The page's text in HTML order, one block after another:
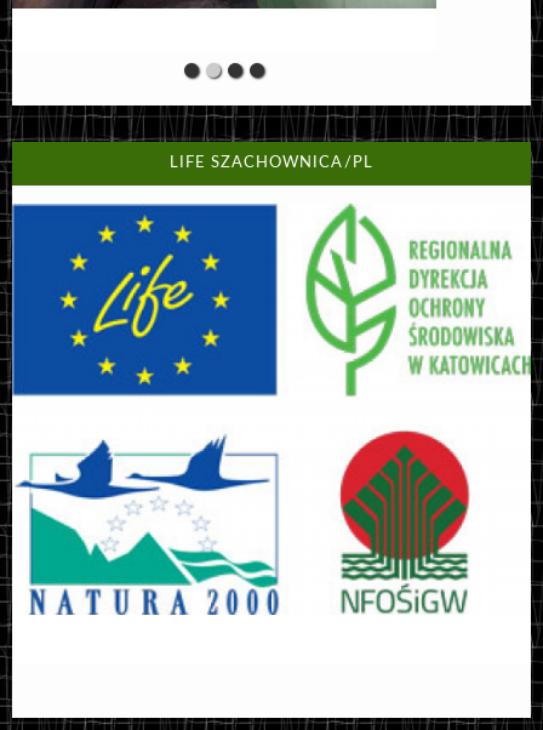
LIFE SZACHOWNICA/PL